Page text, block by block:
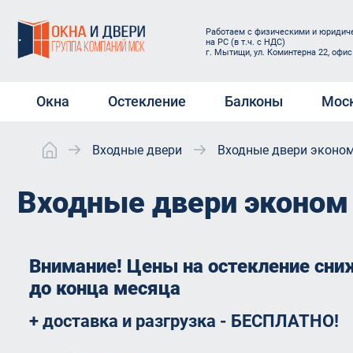
Работаем с физическими и
на РС (в т.ч. с НДС)
г. Мытищи, ул. Коминтерна 22,
Окна
Окна ПВХ
Окна ПВХ в квартиру
Деревянные окна
Раздвижные окна
Окна Rehau
Rehau
Двери
Остекление
Остекление веранды
дома
Остекление коттеджей
Остекление открытого
балкона
Остекление офисов
Балконы
Холодное
Теплое
и лоджий
Балконные двери
Входные двери Входные двери
Входные двери
Внимание! Цены на остекление
до конца месяца
+ доставка и разгрузка - БЕСПЛАТНО!